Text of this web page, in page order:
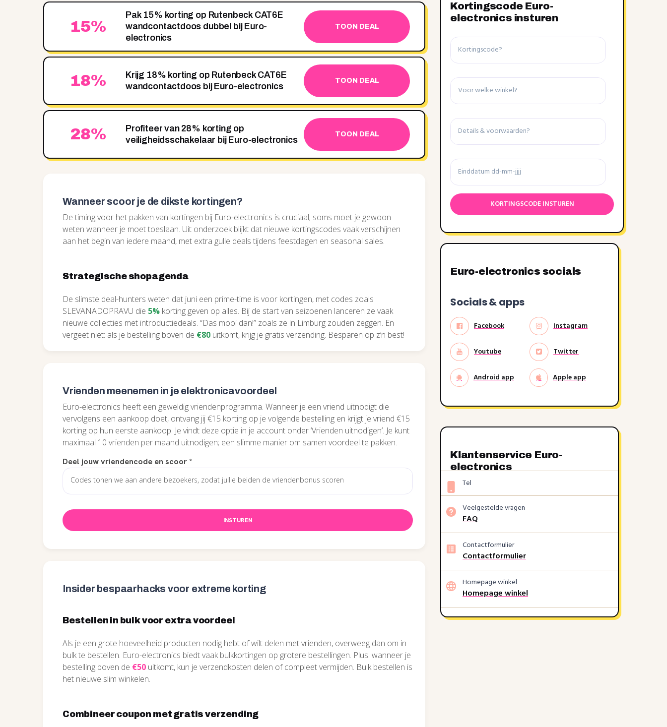
15%
Pak 15% korting op Rutenbeck CAT6E
wandcontactdoos dubbel bij Euro-
electronics
TOON DEAL
18%
Krijg 18% korting op Rutenbeck CAT6E
wandcontactdoos bij Euro-electronics
TOON DEAL
28%
Profiteer van 28% korting op
veiligheidsschakelaar bij Euro-electronics
TOON DEAL
Wanneer scoor je de dikste kortingen?
De timing voor het pakken van kortingen bij Euro-electronics is cruciaal; soms moet je gewoon
weten wanneer je moet toeslaan. Uit onderzoek blijkt dat nieuwe kortingscodes vaak verschijnen
aan het begin van iedere maand, met extra gulle deals tijdens feestdagen en seasonal sales.
Strategische shopagenda
De slimste deal-hunters weten dat juni een prime-time is voor kortingen, met codes zoals
SLEVANADOPRAVU die 5% korting geven op alles. Bij de start van seizoenen lanceren ze vaak
nieuwe collecties met introductiedeals. “Das mooi dan!” zoals ze in Limburg zouden zeggen. En
vergeet niet: als je bestelling boven de €80 uitkomt, krijg je gratis verzending. Besparen op z’n best!
Vrienden meenemen in je elektronicavoordeel
Euro-electronics heeft een geweldig vriendenprogramma. Wanneer je een vriend uitnodigt die
vervolgens een aankoop doet, ontvang jij €15 korting op je volgende bestelling en krijgt je vriend €15
korting op hun eerste aankoop. Je vindt deze optie in je account onder ‘Vrienden uitnodigen’. Je kunt
maximaal 10 vrienden per maand uitnodigen; een slimme manier om samen voordeel te pakken.
Deel jouw vriendencode en scoor*
INSTUREN
Insider bespaarhacks voor extreme korting
Bestellen in bulk voor extra voordeel
Als je een grote hoeveelheid producten nodig hebt of wilt delen met vrienden, overweeg dan om in
bulk te bestellen. Euro-electronics biedt vaak bulkkortingen op grotere bestellingen. Plus: wanneer je
bestelling boven de €50 uitkomt, kun je verzendkosten delen of compleet vermijden. Bulk bestellen is
het nieuwe slim winkelen.
Combineer coupon met gratis verzending
Kortingscode Euro-
electronics insturen
Kortingscode
Winkel
Details
voorwaarden
Einddatum
Euro-electronics socials
Socials & apps
Facebook Instagram
Youtube Twitter
Android app Apple app
Klantenservice Euro-
electronics
Tel
Veelgestelde vragen
FAQ
Contactformulier
Contactformulier
Homepage winkel
Homepage winkel